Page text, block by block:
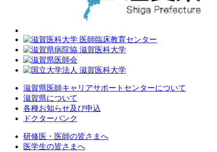
滋賀県医師キャリアサポートセンターについて
滋賀県について
各種お知らせ及び申込
ドクターバンク
研修医・医師の皆さまへ
医学生の皆さまへ